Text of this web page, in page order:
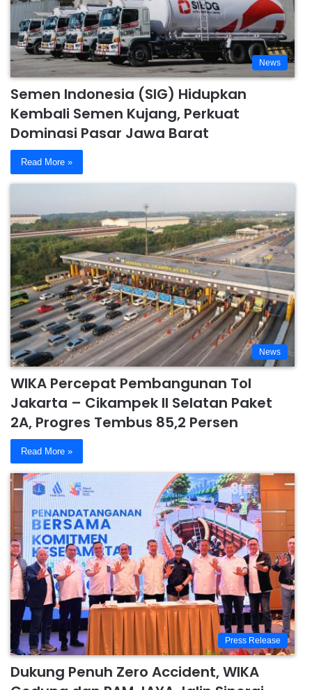
News
Semen Indonesia (SIG) Hidupkan
Kembali Semen Kujang, Perkuat
Dominasi Pasar Jawa Barat
Read More »
News
WIKA Percepat Pembangunan Tol
Jakarta – Cikampek II Selatan Paket
2A, Progres Tembus 85,2 Persen
Read More »
Press Release
Dukung Penuh Zero Accident, WIKA